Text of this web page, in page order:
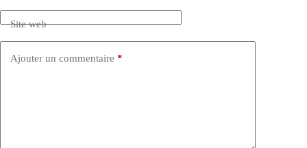
Site web
Ajouter un commentaire *